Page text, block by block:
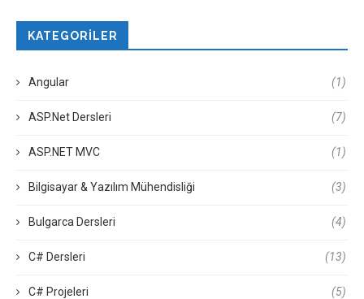
KATEGORILER
Angular (1)
ASP.Net Dersleri (7)
ASP.NET MVC (1)
Bilgisayar & Yazılım Mühendisliği (3)
Bulgarca Dersleri (4)
C# Dersleri (13)
C# Projeleri (5)